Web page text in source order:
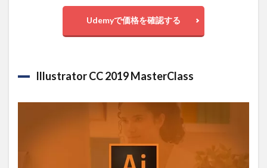
Udemyで価格を確認する
Illustrator CC 2019 MasterClass